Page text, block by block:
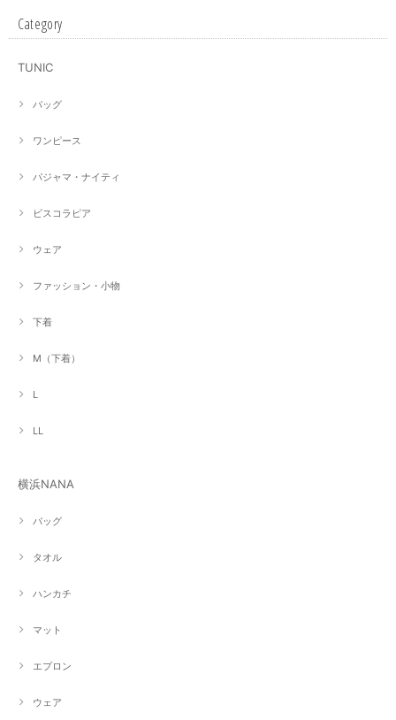
Category
TUNIC
バッグ
ワンピース
パジャマ・ナイティ
ビスコラピア
ウェア
ファッション・小物
下着
M（下着）
L
LL
横浜NANA
バッグ
タオル
ハンカチ
マット
エプロン
ウェア